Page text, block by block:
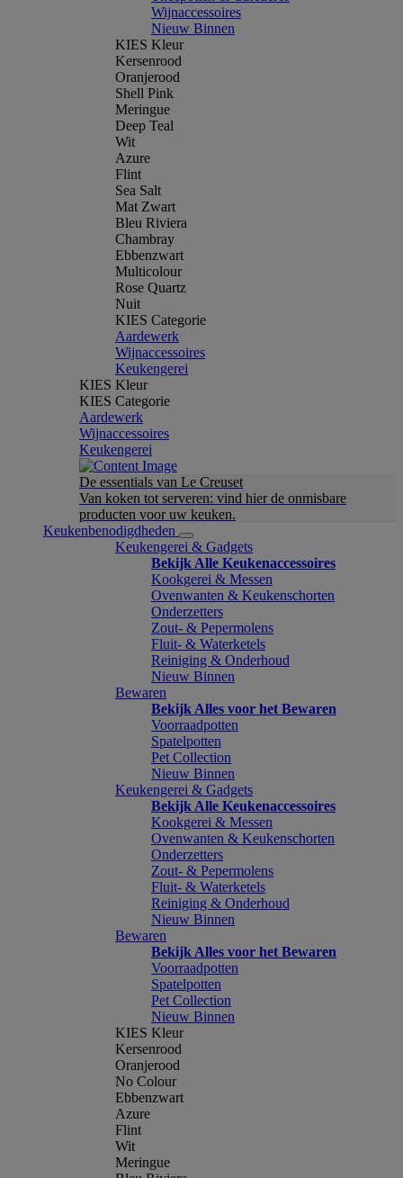
Wijnaccessoires
Nieuw Binnen
KIES Kleur
Kersenrood
Oranjerood
Shell Pink
Meringue
Deep Teal
Wit
Azure
Flint
Sea Salt
Mat Zwart
Bleu Riviera
Chambray
Ebbenzwart
Multicolour
Rose Quartz
Nuit
KIES Categorie
Aardewerk
Wijnaccessoires
Keukengerei
KIES Kleur
KIES Categorie
Aardewerk
Wijnaccessoires
Keukengerei
De essentials van Le Creuset
Van koken tot serveren: vind hier de onmisbare
producten voor uw keuken.
Keukenbenodigdheden
Keukengerei & Gadgets
Bekijk Alle Keukenaccessoires
Kookgerei & Messen
Ovenwanten & Keukenschorten
Onderzetters
Zout- & Pepermolens
Fluit- & Waterketels
Reiniging & Onderhoud
Nieuw Binnen
Bewaren
Bekijk Alles voor het Bewaren
Voorraadpotten
Spatelpotten
Pet Collection
Nieuw Binnen
Keukengerei & Gadgets
Bekijk Alle Keukenaccessoires
Kookgerei & Messen
Ovenwanten & Keukenschorten
Onderzetters
Zout- & Pepermolens
Fluit- & Waterketels
Reiniging & Onderhoud
Nieuw Binnen
Bewaren
Bekijk Alles voor het Bewaren
Voorraadpotten
Spatelpotten
Pet Collection
Nieuw Binnen
KIES Kleur
Kersenrood
Oranjerood
No Colour
Ebbenzwart
Azure
Flint
Wit
Meringue